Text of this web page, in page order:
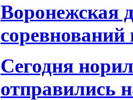
Воронежская
соревнований
Сегодня
отправились